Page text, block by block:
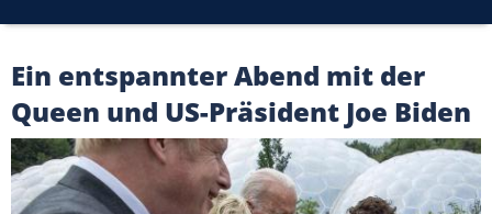
Ein entspannter Abend mit der
Queen und US-Präsident Joe Biden